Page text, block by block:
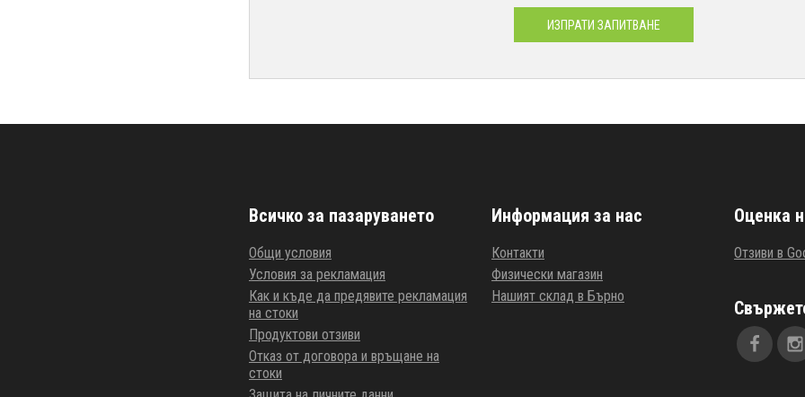
ИЗПРАТИ ЗАПИТВАНЕ
Всичко за пазаруването
Общи условия
Условия за рекламация
Как и къде да предявите рекламация
на стоки
Продуктови отзиви
Отказ от договора и връщане на
стоки
Информация за нас
Контакти
Физически магазин
Нашият склад в Бърно
Оценка
Отзиви в